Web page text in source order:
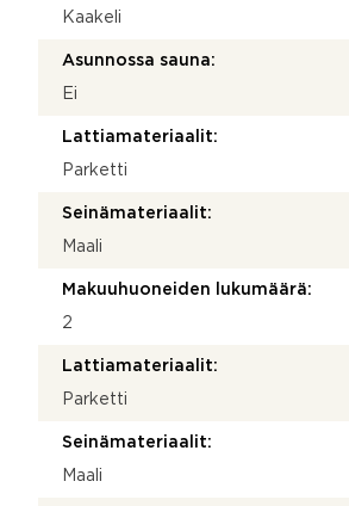
Kaakeli
Asunnossa sauna:
Ei
Lattiamateriaalit:
Parketti
Seinämateriaalit:
Maali
Makuuhuoneiden lukumäärä:
2
Lattiamateriaalit:
Parketti
Seinämateriaalit:
Maali